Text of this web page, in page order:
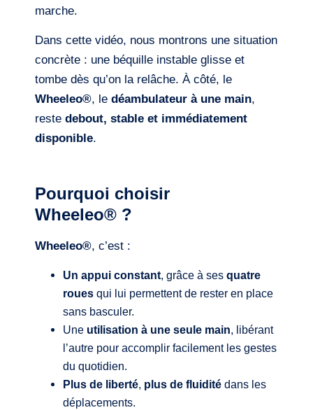
marche.
Dans cette vidéo, nous montrons une situation
concrète : une béquille instable glisse et
tombe dès qu’on la relâche. À côté, le
Wheeleo®, le déambulateur à une main,
reste debout, stable et immédiatement
disponible.
Pourquoi choisir
Wheeleo® ?
Wheeleo®, c’est :
Un appui constant, grâce à ses quatre
roues qui lui permettent de rester en place
sans basculer.
Une utilisation à une seule main, libérant
l’autre pour accomplir facilement les gestes
du quotidien.
Plus de liberté, plus de fluidité dans les
déplacements.